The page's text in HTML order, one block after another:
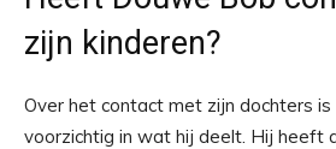
zijn kinderen?
Over het contact met zijn dochters
voorzichtig in wat hij deelt. Hij heeft